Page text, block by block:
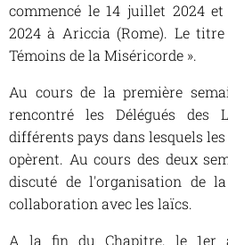
commencé le 14 juillet 2024
2024 à Ariccia (Rome). Le
Témoins de la Miséricorde ».
Au cours de la première
rencontré les Délégués des
différents pays dans lesquels
opèrent. Au cours des deux
discuté de l'organisation de
collaboration avec les laïcs.
A la fin du Chapitre, le 1er